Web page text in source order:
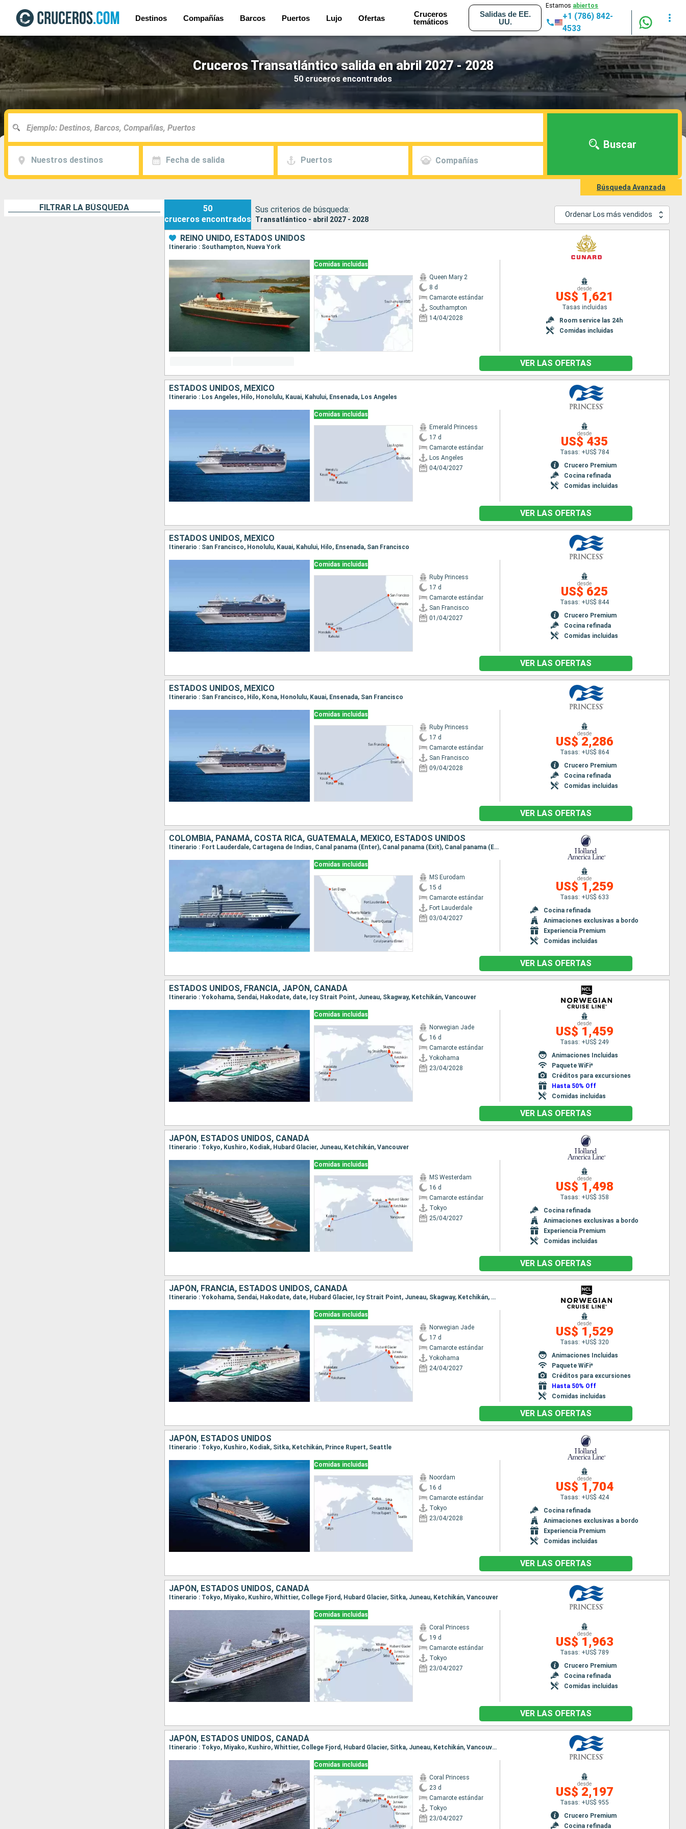
Destinos Compañías Barcos Puertos Lujo Ofertas
Cruceros
temáticos
Salidas de EE.
UU.
Estamos abiertos
+1 (786) 842-
4533
Cruceros Transatlántico salida en abril 2027 - 2028
50 cruceros encontrados
Nuestros destinos Fecha de salida Puertos Compañías
Buscar
Búsqueda Avanzada
FILTRAR LA BÚSQUEDA
50
cruceros encontrados
Sus criterios de búsqueda:
Transatlántico - abril 2027 - 2028
Ordenar Los más vendidos
REINO UNIDO, ESTADOS UNIDOS
Itinerario : Southampton, Nueva York
Comidas incluidas
Queen Mary 2
8 d
Camarote estándar
Southampton
14/04/2028
desde
US$ 1,621
Tasas incluidas
Room service las 24h
Comidas incluidas
VER LAS OFERTAS
ESTADOS UNIDOS, MÉXICO
Itinerario : Los Angeles, Hilo, Honolulu, Kauai, Kahului, Ensenada, Los Angeles
Comidas incluidas
Emerald Princess
17 d
Camarote estándar
Los Angeles
04/04/2027
desde
US$ 435
Tasas: +US$ 784
Crucero Premium
Cocina refinada
Comidas incluidas
VER LAS OFERTAS
ESTADOS UNIDOS, MÉXICO
Itinerario : San Francisco, Honolulu, Kauai, Kahului, Hilo, Ensenada, San Francisco
Comidas incluidas
Ruby Princess
17 d
Camarote estándar
San Francisco
01/04/2027
desde
US$ 625
Tasas: +US$ 844
Crucero Premium
Cocina refinada
Comidas incluidas
VER LAS OFERTAS
ESTADOS UNIDOS, MÉXICO
Itinerario : San Francisco, Hilo, Kona, Honolulu, Kauai, Ensenada, San Francisco
Comidas incluidas
Ruby Princess
17 d
Camarote estándar
San Francisco
09/04/2028
desde
US$ 2,286
Tasas: +US$ 864
Crucero Premium
Cocina refinada
Comidas incluidas
VER LAS OFERTAS
COLOMBIA, PANAMÁ, COSTA RICA, GUATEMALA, MÉXICO, ESTADOS UNIDOS
Itinerario : Fort Lauderdale, Cartagena de Indias, Canal panama (Enter), Canal panama (Exit), Canal panama (Enter), Canal panama (Exit), Puntarenas, Puerto Quetzal, Huatulco, Puerto Vallarta, San Diego
Comidas incluidas
MS Eurodam
15 d
Camarote estándar
Fort Lauderdale
03/04/2027
desde
US$ 1,259
Tasas: +US$ 633
Cocina refinada
Animaciones exclusivas a bordo
Experiencia Premium
Comidas incluidas
VER LAS OFERTAS
ESTADOS UNIDOS, FRANCIA, JAPÓN, CANADÁ
Itinerario : Yokohama, Sendai, Hakodate, date, Icy Strait Point, Juneau, Skagway, Ketchikán, Vancouver
Comidas incluidas
Norwegian Jade
16 d
Camarote estándar
Yokohama
23/04/2028
desde
US$ 1,459
Tasas: +US$ 249
Animaciones Incluidas
Paquete WiFi*
Créditos para excursiones
Hasta 50% Off
Comidas incluidas
VER LAS OFERTAS
JAPÓN, ESTADOS UNIDOS, CANADÁ
Itinerario : Tokyo, Kushiro, Kodiak, Hubard Glacier, Juneau, Ketchikán, Vancouver
Comidas incluidas
MS Westerdam
16 d
Camarote estándar
Tokyo
25/04/2027
desde
US$ 1,498
Tasas: +US$ 358
Cocina refinada
Animaciones exclusivas a bordo
Experiencia Premium
Comidas incluidas
VER LAS OFERTAS
JAPÓN, FRANCIA, ESTADOS UNIDOS, CANADÁ
Itinerario : Yokohama, Sendai, Hakodate, date, Hubard Glacier, Icy Strait Point, Juneau, Skagway, Ketchikán, Passage intérieur, Vancouver
Comidas incluidas
Norwegian Jade
17 d
Camarote estándar
Yokohama
24/04/2027
desde
US$ 1,529
Tasas: +US$ 320
Animaciones Incluidas
Paquete WiFi*
Créditos para excursiones
Hasta 50% Off
Comidas incluidas
VER LAS OFERTAS
JAPÓN, ESTADOS UNIDOS
Itinerario : Tokyo, Kushiro, Kodiak, Sitka, Ketchikán, Prince Rupert, Seattle
Comidas incluidas
Noordam
16 d
Camarote estándar
Tokyo
23/04/2028
desde
US$ 1,704
Tasas: +US$ 424
Cocina refinada
Animaciones exclusivas a bordo
Experiencia Premium
Comidas incluidas
VER LAS OFERTAS
JAPÓN, ESTADOS UNIDOS, CANADÁ
Itinerario : Tokyo, Miyako, Kushiro, Whittier, College Fjord, Hubard Glacier, Sitka, Juneau, Ketchikán, Vancouver
Comidas incluidas
Coral Princess
19 d
Camarote estándar
Tokyo
23/04/2027
desde
US$ 1,963
Tasas: +US$ 789
Crucero Premium
Cocina refinada
Comidas incluidas
VER LAS OFERTAS
JAPÓN, ESTADOS UNIDOS, CANADÁ
Itinerario : Tokyo, Miyako, Kushiro, Whittier, College Fjord, Hubard Glacier, Sitka, Juneau, Ketchikán, Vancouver, Los Angeles
Comidas incluidas
Coral Princess
23 d
Camarote estándar
Tokyo
23/04/2027
desde
US$ 2,197
Tasas: +US$ 955
Crucero Premium
Cocina refinada